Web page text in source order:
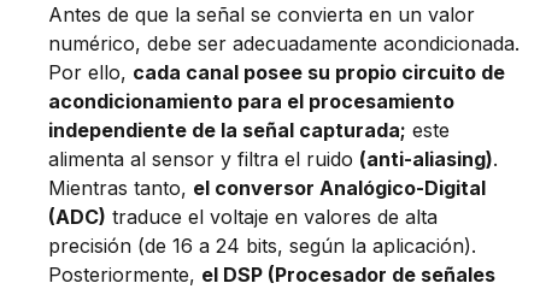
Antes de que la señal se convierta en un valor
numérico, debe ser adecuadamente acondicionada.
Por ello, cada canal posee su propio circuito de
acondicionamiento para el procesamiento
independiente de la señal capturada; este
alimenta al sensor y filtra el ruido (anti-aliasing).
Mientras tanto, el conversor Analógico-Digital
(ADC) traduce el voltaje en valores de alta
precisión (de 16 a 24 bits, según la aplicación).
Posteriormente, el DSP (Procesador de señales